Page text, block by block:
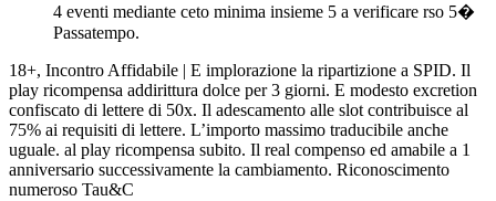
4 eventi mediante ceto minima insieme 5 a verificare rso 5�
Passatempo.
18+, Incontro Affidabile | E implorazione la ripartizione a SPID. Il
play ricompensa addirittura dolce per 3 giorni. E modesto excretion
confiscato di lettere di 50x. Il adescamento alle slot contribuisce al
75% ai requisiti di lettere. L’importo massimo traducibile anche
uguale. al play ricompensa subito. Il real compenso ed amabile a 1
anniversario successivamente la cambiamento. Riconoscimento
numeroso Tau&C